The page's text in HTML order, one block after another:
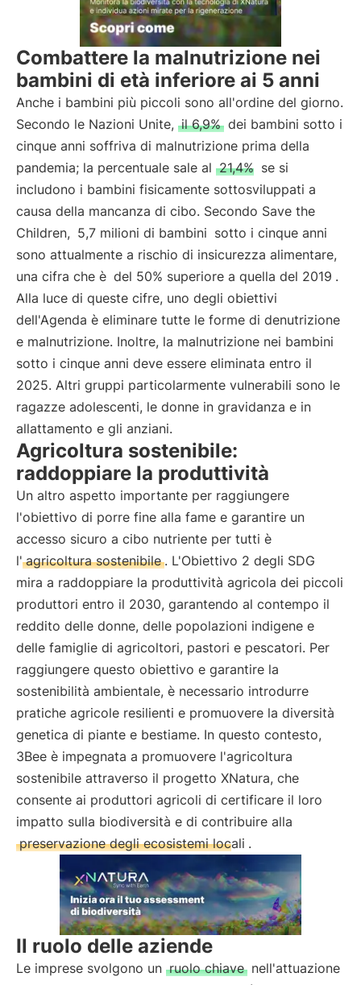
Combattere la malnutrizione nei
bambini di età inferiore ai 5 anni
Anche i bambini più piccoli sono all'ordine del giorno.
Secondo le Nazioni Unite, il 6,9% dei bambini sotto i
cinque anni soffriva di malnutrizione prima della
pandemia; la percentuale sale al 21,4% se si
includono i bambini fisicamente sottosviluppati a
causa della mancanza di cibo. Secondo Save the
Children, 5,7 milioni di bambini sotto i cinque anni
sono attualmente a rischio di insicurezza alimentare,
una cifra che è del 50% superiore a quella del 2019 .
Alla luce di queste cifre, uno degli obiettivi
dell'Agenda è eliminare tutte le forme di denutrizione
e malnutrizione. Inoltre, la malnutrizione nei bambini
sotto i cinque anni deve essere eliminata entro il
2025. Altri gruppi particolarmente vulnerabili sono le
ragazze adolescenti, le donne in gravidanza e in
allattamento e gli anziani.
Agricoltura sostenibile:
raddoppiare la produttività
Un altro aspetto importante per raggiungere
l'obiettivo di porre fine alla fame e garantire un
accesso sicuro a cibo nutriente per tutti è
l' agricoltura sostenibile . L'Obiettivo 2 degli SDG
mira a raddoppiare la produttività agricola dei piccoli
produttori entro il 2030, garantendo al contempo il
reddito delle donne, delle popolazioni indigene e
delle famiglie di agricoltori, pastori e pescatori. Per
raggiungere questo obiettivo e garantire la
sostenibilità ambientale, è necessario introdurre
pratiche agricole resilienti e promuovere la diversità
genetica di piante e bestiame. In questo contesto,
3Bee è impegnata a promuovere l'agricoltura
sostenibile attraverso il progetto XNatura, che
consente ai produttori agricoli di certificare il loro
impatto sulla biodiversità e di contribuire alla
preservazione degli ecosistemi locali .
Il ruolo delle aziende
Le imprese svolgono un ruolo chiave nell'attuazione